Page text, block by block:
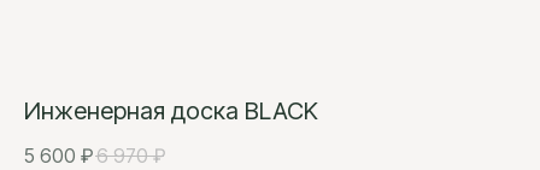
Инженерная доска BLACK
5 600 ₽6 970 ₽